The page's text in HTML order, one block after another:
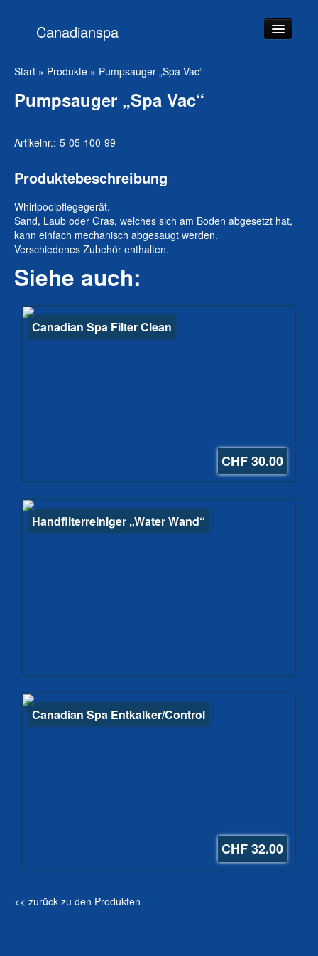
Canadianspa
Team
Beratung
Service
Kontakt
Start » Produkte » Pumpsauger „Spa Vac“
Pumpsauger „Spa Vac“
Artikelnr.: 5-05-100-99
Produktebeschreibung
Whirlpoolpflegegerät.
Sand, Laub oder Gras, welches sich am Boden abgesetzt hat,
kann einfach mechanisch abgesaugt werden.
Verschiedenes Zubehör enthalten.
Siehe auch:
Canadian Spa Filter Clean
CHF 30.00
Handfilterreiniger „Water Wand“
Canadian Spa Entkalker/Control
CHF 32.00
<< zurück zu den Produkten